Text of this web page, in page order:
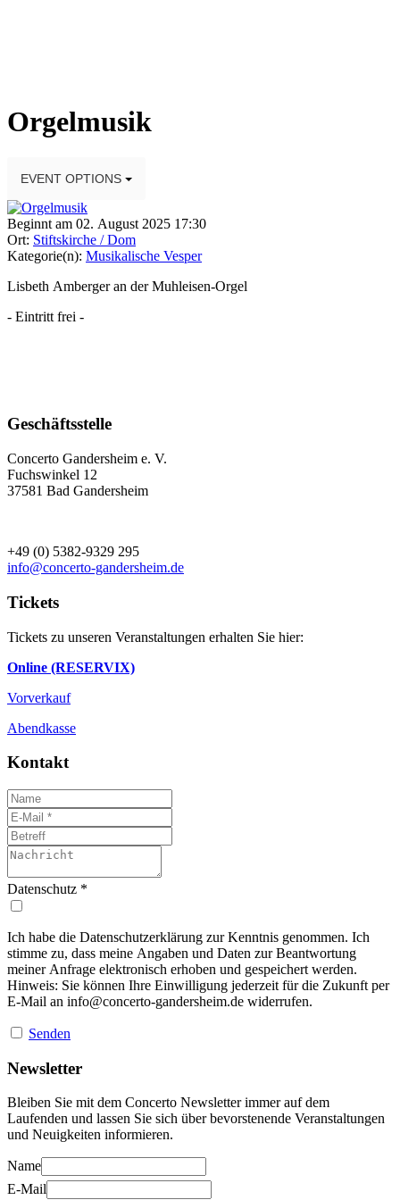
Orgelmusik
EVENT OPTIONS
Beginnt am 02. August 2025 17:30
Ort: Stiftskirche / Dom
Kategorie(n): Musikalische Vesper
Lisbeth Amberger an der Muhleisen-Orgel
- Eintritt frei -
Geschäftsstelle
Concerto Gandersheim e. V.
Fuchswinkel 12
37581 Bad Gandersheim
+49 (0) 5382-9329 295
info@concerto-gandersheim.de
Tickets
Tickets zu unseren Veranstaltungen erhalten Sie hier:
Online (RESERVIX)
Vorverkauf
Abendkasse
Kontakt
Datenschutz *
Ich habe die Datenschutzerklärung zur Kenntnis genommen. Ich
stimme zu, dass meine Angaben und Daten zur Beantwortung
meiner Anfrage elektronisch erhoben und gespeichert werden.
Hinweis: Sie können Ihre Einwilligung jederzeit für die Zukunft per
E-Mail an info@concerto-gandersheim.de widerrufen.
Senden
Newsletter
Bleiben Sie mit dem Concerto Newsletter immer auf dem
Laufenden und lassen Sie sich über bevorstenende Veranstaltungen
und Neuigkeiten informieren.
Name
E-Mail